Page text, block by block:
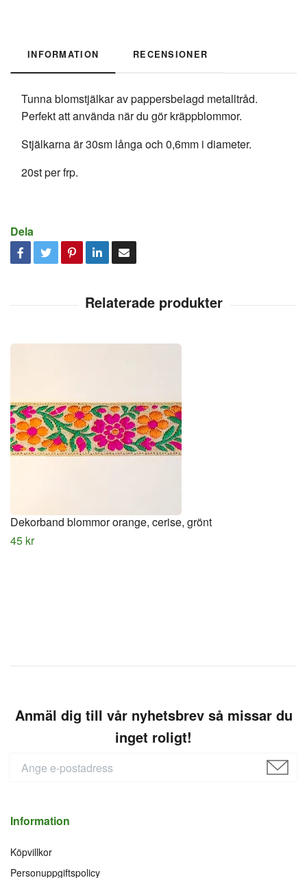
INFORMATION RECENSIONER
Tunna blomstjälkar av pappersbelagd metalltråd.
Perfekt att använda när du gör kräppblommor.
Stjälkarna är 30sm långa och 0,6mm i diameter.
20st per frp.
Dela
Dekorband blommor orange, cerise, grönt
45 kr
Anmäl dig till vår nyhetsbrev så missar du
inget roligt!
Information
Köpvillkor
Personuppgiftspolicy